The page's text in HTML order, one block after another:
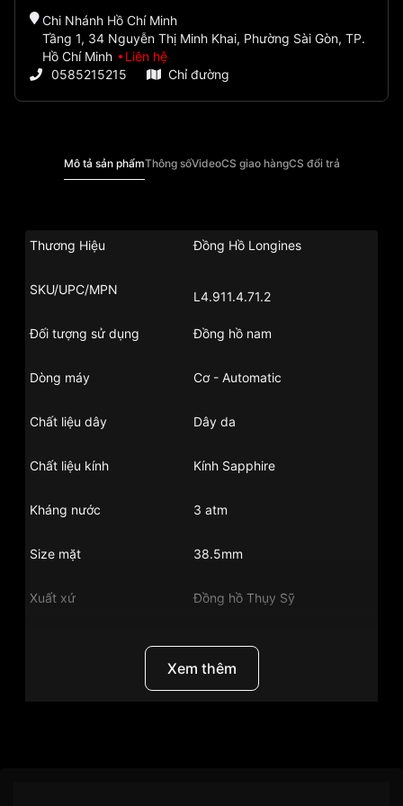
Chi Nhánh Hồ Chí Minh
Tầng 1, 34 Nguyễn Thị Minh Khai, Phường Sài Gòn, TP.
Hồ Chí Minh
Liên hệ
0585215215
Chỉ đường
Mô tả sản phẩmThông sốVideoCS giao hàngCS đổi trả
Thương Hiệu Đồng Hồ Longines
SKU/UPC/MPN L4.911.4.71.2
Đối tượng sử dụng Đồng hồ nam
Dòng máy Cơ - Automatic
Chất liệu dây Dây da
Chất liệu kính Kính Sapphire
Kháng nước 3 atm
Size mặt 38.5mm
Xuất xứ Đồng hồ Thụy Sỹ
Xem thêm